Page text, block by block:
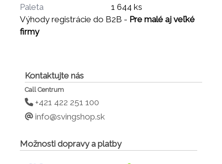
Paleta
1 644 ks
Výhody registrácie do B2B - Pre malé aj veľké
firmy
Kontaktujte nás
Call Centrum
+421 422 251 100
info@svingshop.sk
Možnosti dopravy a platby